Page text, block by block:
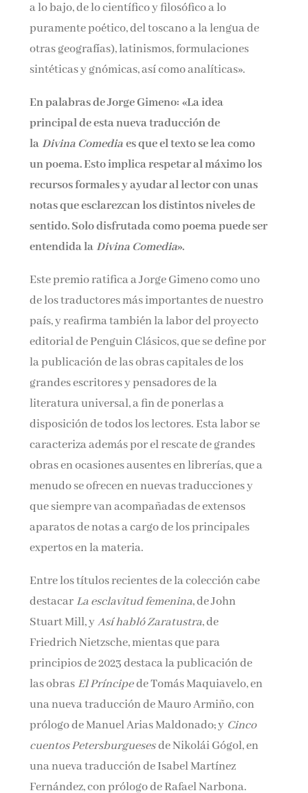
a lo bajo, de lo científico y filosófico a lo
puramente poético, del toscano a la lengua de
otras geografías), latinismos, formulaciones
sintéticas y gnómicas, así como analíticas».
En palabras de Jorge Gimeno: «La idea
principal de esta nueva traducción de
laDivina Comediaes que el texto se lea como
un poema. Esto implica respetar al máximo los
recursos formales y ayudar al lector con unas
notas que esclarezcan los distintos niveles de
sentido. Solo disfrutada como poema puede ser
entendida laDivina Comedia».
Este premio ratifica a Jorge Gimeno como uno
de los traductores más importantes de nuestro
país, y reafirma también la labor del proyecto
editorial de Penguin Clásicos, que se define por
la publicación de las obras capitales de los
grandes escritores y pensadores de la
literatura universal, a fin de ponerlas a
disposición de todos los lectores. Esta labor se
caracteriza además por el rescate de grandes
obras en ocasiones ausentes en librerías, que a
menudo se ofrecen en nuevas traducciones y
que siempre van acompañadas de extensos
aparatos de notas a cargo de los principales
expertos en la materia.
Entre los títulos recientes de la colección cabe
destacar La esclavitud femenina, de John
Stuart Mill, yAsí habló Zaratustra, de
Friedrich Nietzsche, mientas que para
principios de 2023 destaca la publicación de
las obras El Príncipede Tomás Maquiavelo, en
una nueva traducción de Mauro Armiño, con
prólogo de Manuel Arias Maldonado; y Cinco
cuentos Petersburguesesde Nikolái Gógol, en
una nueva traducción de Isabel Martínez
Fernández, con prólogo de Rafael Narbona.